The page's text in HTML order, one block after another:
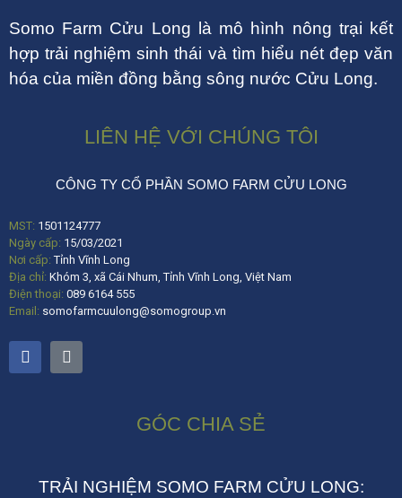
Somo Farm Cửu Long là mô hình nông trại kết
hợp trải nghiệm sinh thái và tìm hiểu nét đẹp văn
hóa của miền đồng bằng sông nước Cửu Long.
LIÊN HỆ VỚI CHÚNG TÔI
CÔNG TY CỔ PHẦN SOMO FARM CỬU LONG
MST: 1501124777
Ngày cấp: 15/03/2021
Nơi cấp:Tỉnh Vĩnh Long
Địa chỉ: Khóm 3, xã Cái Nhum, Tỉnh Vĩnh Long, Việt Nam
Điện thoại: 089 6164 555
Email: somofarmcuulong@somogroup.vn
GÓC CHIA SẺ
TRẢI NGHIỆM SOMO FARM CỬU LONG: